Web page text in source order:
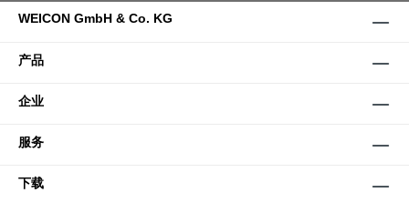
WEICON GmbH & Co. KG
产品
企业
服务
下载